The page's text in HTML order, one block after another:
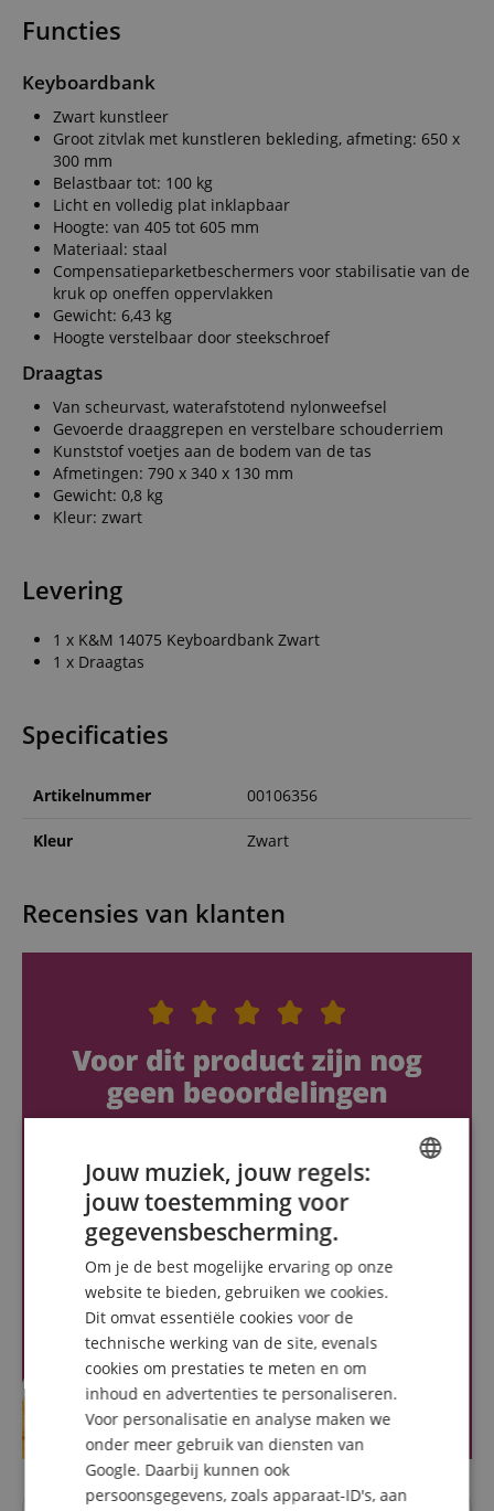
Functies
Keyboardbank
Zwart kunstleer
Groot zitvlak met kunstleren bekleding, afmeting: 650 x
300 mm
Belastbaar tot: 100 kg
Licht en volledig plat inklapbaar
Hoogte: van 405 tot 605 mm
Materiaal: staal
Compensatieparketbeschermers voor stabilisatie van de
kruk op oneffen oppervlakken
Gewicht: 6,43 kg
Hoogte verstelbaar door steekschroef
Draagtas
Van scheurvast, waterafstotend nylonweefsel
Gevoerde draaggrepen en verstelbare schouderriem
Kunststof voetjes aan de bodem van de tas
Afmetingen: 790 x 340 x 130 mm
Gewicht: 0,8 kg
Kleur: zwart
Levering
1 x K&M 14075 Keyboardbank Zwart
1 x Draagtas
Specificaties
Artikelnummer 00106356
Kleur Zwart
Recensies van klanten
SPANISH
Jouw muziek, jouw regels:
jouw toestemming voor
gegevensbescherming.
Om je de best mogelijke ervaring op onze
website te bieden, gebruiken we cookies.
Dit omvat essentiële cookies voor de
technische werking van de site, evenals
cookies om prestaties te meten en om
inhoud en advertenties te personaliseren.
Voor personalisatie en analyse maken we
onder meer gebruik van diensten van
Google. Daarbij kunnen ook
persoonsgegevens, zoals apparaat-ID's, aan